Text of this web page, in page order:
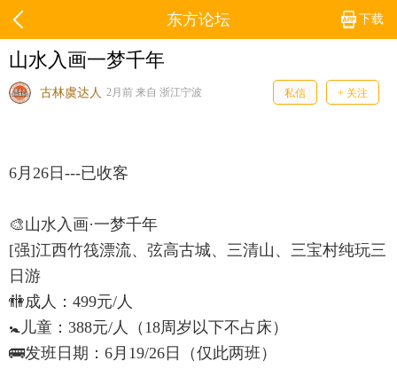
下载
东方论坛
山水入画一梦千年
古林虞达人 2月前 来自 浙江宁波 私信 + 关注
6月26日---已收客
🎨山水入画·一梦千年
[强]江西竹筏漂流、弦高古城、三清山、三宝村纯玩三
日游
🚻成人：499元/人
🚼儿童：388元/人（18周岁以下不占床）
🚌发班日期：6月19/26日（仅此两班）